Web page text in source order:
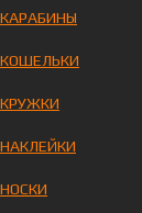
КАРАБИНЫ
КОШЕЛЬКИ
КРУЖКИ
НАКЛЕЙКИ
НОСКИ